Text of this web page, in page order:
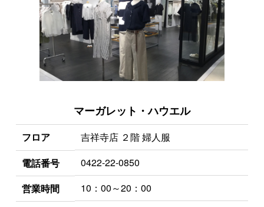
マーガレット・ハウエル
フロア
吉祥寺店 ２階 婦人服
電話番号
0422-22-0850
営業時間
10：00～20：00